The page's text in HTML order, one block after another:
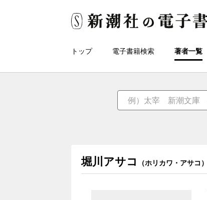
トップ 電子書籍検索 著者一覧
堀川アサコ （ホリカワ・アサコ）